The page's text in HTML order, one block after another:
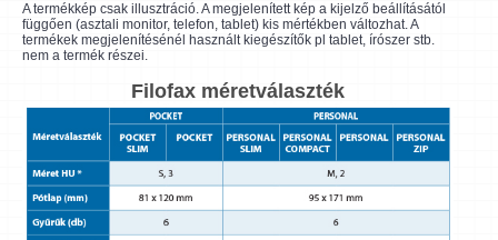
A termékkép csak illusztráció. A megjelenített kép a kijelző beállításától
függően (asztali monitor, telefon, tablet) kis mértékben változhat. A
termékek megjelenítésénél használt kiegészítők pl tablet, írószer stb.
nem a termék részei.
Filofax méretválaszték